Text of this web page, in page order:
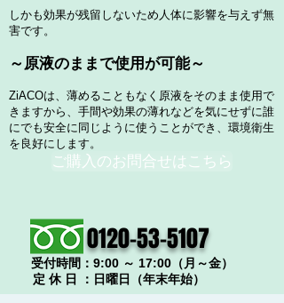
しかも効果が残留しないため人体に影響を与えず無
害です。
～原液のままで使用が可能～
​ZiACOは、薄めることもなく原液をそのまま使用で
きますから、手間や効果の薄れなどを気にせずに誰
にでも安全に同じように使うことができ、環境衛生
を良好にします。
ご購入のお問合せはこちら
0120-53-5107
​受付時間：9:00 ～ 17:00（月～金）
​定 休 日 ：日曜日（年末年始）